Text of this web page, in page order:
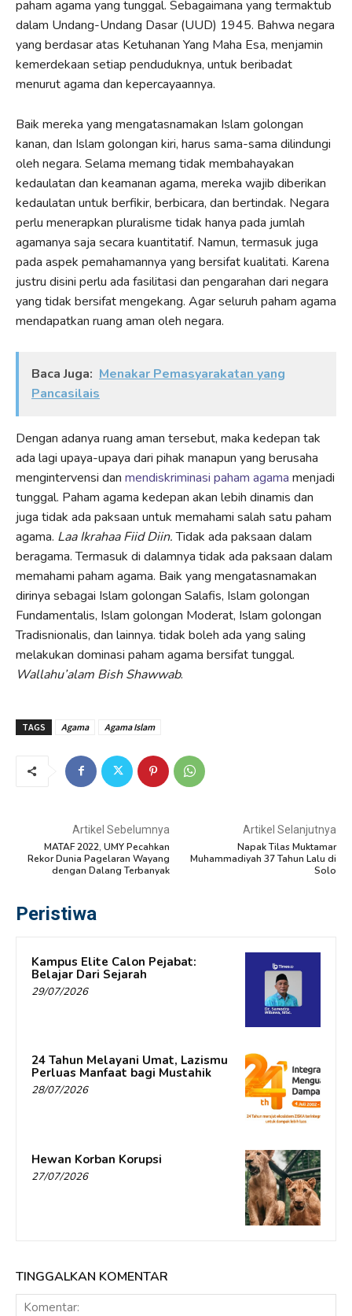
paham agama yang tunggal. Sebagaimana yang termaktub
dalam Undang-Undang Dasar (UUD) 1945. Bahwa negara
yang berdasar atas Ketuhanan Yang Maha Esa, menjamin
kemerdekaan setiap penduduknya, untuk beribadat
menurut agama dan kepercayaannya.
Baik mereka yang mengatasnamakan Islam golongan
kanan, dan Islam golongan kiri, harus sama-sama dilindungi
oleh negara. Selama memang tidak membahayakan
kedaulatan dan keamanan agama, mereka wajib diberikan
kedaulatan untuk berfikir, berbicara, dan bertindak. Negara
perlu menerapkan pluralisme tidak hanya pada jumlah
agamanya saja secara kuantitatif. Namun, termasuk juga
pada aspek pemahamannya yang bersifat kualitati. Karena
justru disini perlu ada fasilitasi dan pengarahan dari negara
yang tidak bersifat mengekang. Agar seluruh paham agama
mendapatkan ruang aman oleh negara.
Baca Juga: Menakar Pemasyarakatan yang
Pancasilais
Dengan adanya ruang aman tersebut, maka kedepan tak
ada lagi upaya-upaya dari pihak manapun yang berusaha
mengintervensi dan mendiskriminasi paham agama menjadi
tunggal. Paham agama kedepan akan lebih dinamis dan
juga tidak ada paksaan untuk memahami salah satu paham
agama. Laa Ikrahaa Fiid Diin.Tidak ada paksaan dalam
beragama. Termasuk di dalamnya tidak ada paksaan dalam
memahami paham agama. Baik yang mengatasnamakan
dirinya sebagai Islam golongan Salafis, Islam golongan
Fundamentalis, Islam golongan Moderat, Islam golongan
Tradisnionalis, dan lainnya. tidak boleh ada yang saling
melakukan dominasi paham agama bersifat tunggal.
Wallahu’alam Bish Shawwab.
TAGS Agama Agama Islam
Artikel Sebelumnya
MATAF 2022, UMY Pecahkan
Rekor Dunia Pagelaran Wayang
dengan Dalang Terbanyak
Artikel Selanjutnya
Napak Tilas Muktamar
Muhammadiyah 37 Tahun Lalu di
Solo
Peristiwa
Kampus Elite Calon Pejabat:
Belajar Dari Sejarah
29/07/2026
24 Tahun Melayani Umat, Lazismu
Perluas Manfaat bagi Mustahik
28/07/2026
Hewan Korban Korupsi
27/07/2026
TINGGALKAN KOMENTAR